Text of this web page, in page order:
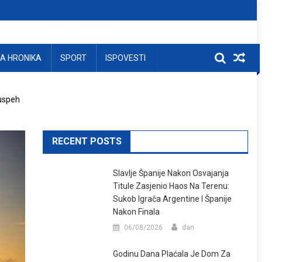
HRONIKA SPORT ISPOVESTI
RECENT POSTS
Slavlje Španije Nakon Osvajanja
Titule Zasjenio Haos Na Terenu:
Sukob Igrača Argentine I Španije
Nakon Finala
06/08/2026 dan
Godinu Dana Plaćala Je Dom Za